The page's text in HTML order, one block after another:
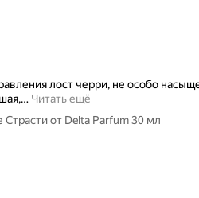
лост черри, не особо
… Читать ещё
от Delta Parfum 30 мл